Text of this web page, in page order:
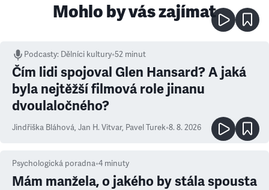
Mohlo by vás zajímat
Podcasty: Dělníci kultury•52 minut
Čím lidi spojoval Glen Hansard? A jaká
byla nejtěžší filmová role jinanu
dvoulaločného?
Jindřiška Bláhová, Jan H. Vitvar, Pavel Turek•8. 8. 2026
Psychologická poradna•4 minuty
Mám manžela, o jakého by stála spousta